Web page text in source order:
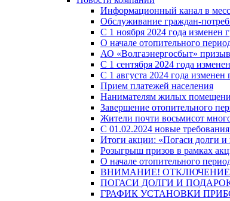
Информационный канал в
Обслуживание граждан-
С 1 ноября 2024 года изменен
О начале отопительного
АО «Волгаэнергосбыт»
С 1 сентября 2024 года
С 1 августа 2024 года
Прием платежей населения
Нанимателям жилых
Завершение отопительного
Жители почти восьмисот
С 01.02.2024 новые
Итоги акции: «Погаси долги и
Розыгрыш призов в рамках
О начале отопительного
ВНИМАНИЕ!
ПОГАСИ ДОЛГИ И
ГРАФИК УСТАНОВКИ